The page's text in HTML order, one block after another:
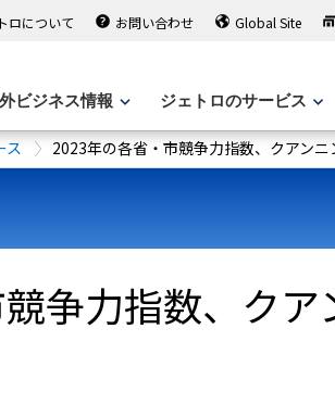
ロについて お問い合わせ Global Site
ビジネス情報 ジェトロのサービス
ス 2023年の各省・市競争力指数、クアン
争力指数、ク